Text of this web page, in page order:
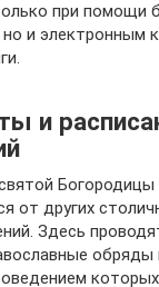
при помощи
но и электронным
и
Богородицы
от других
Здесь
обряды